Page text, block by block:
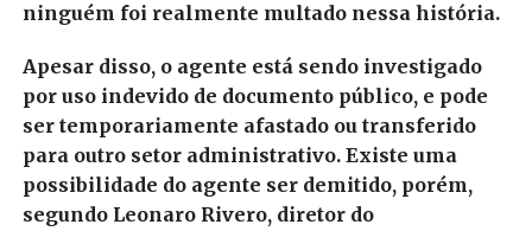
ninguém foi realmente multado nessa história.
Apesar disso, o agente está sendo investigado
por uso indevido de documento público, e pode
ser temporariamente afastado ou transferido
para outro setor administrativo. Existe uma
possibilidade do agente ser demitido, porém,
segundo Leonaro Rivero, diretor do